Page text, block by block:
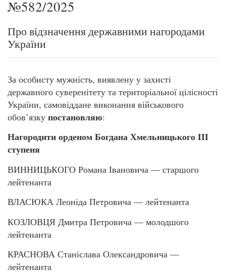
№582/2025
Про відзначення державними нагородами
України
За особисту мужність, виявлену у захисті
державного суверенітету та територіальної цілісності
України, самовіддане виконання військового
обов’язку постановляю:
Нагородити орденом Богдана Хмельницького ІІІ
ступеня
ВИННИЦЬКОГО Романа Івановича — старшого
лейтенанта
ВЛАСЮКА Леоніда Петровича — лейтенанта
КОЗЛОВЦЯ Дмитра Петровича — молодшого
лейтенанта
КРАСНОВА Станіслава Олександровича —
лейтенанта